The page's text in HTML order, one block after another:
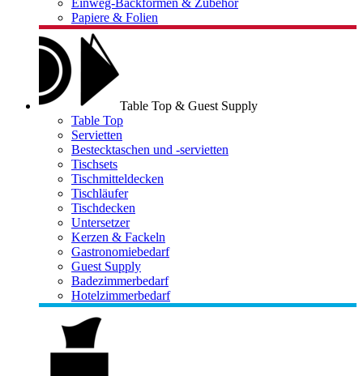
Einweg-Backformen & Zubehör
Papiere & Folien
Table Top & Guest Supply
Table Top
Servietten
Bestecktaschen und -servietten
Tischsets
Tischmitteldecken
Tischläufer
Tischdecken
Untersetzer
Kerzen & Fackeln
Gastronomiebedarf
Guest Supply
Badezimmerbedarf
Hotelzimmerbedarf